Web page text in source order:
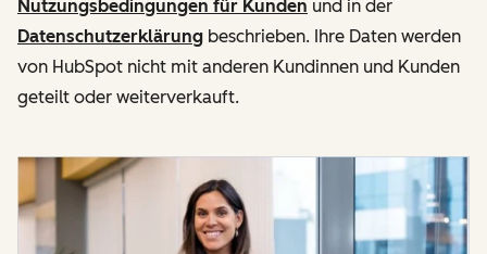
Nutzungsbedingungen für Kunden und in der
Datenschutzerklärung beschrieben. Ihre Daten werden
von HubSpot nicht mit anderen Kundinnen und Kunden
geteilt oder weiterverkauft.